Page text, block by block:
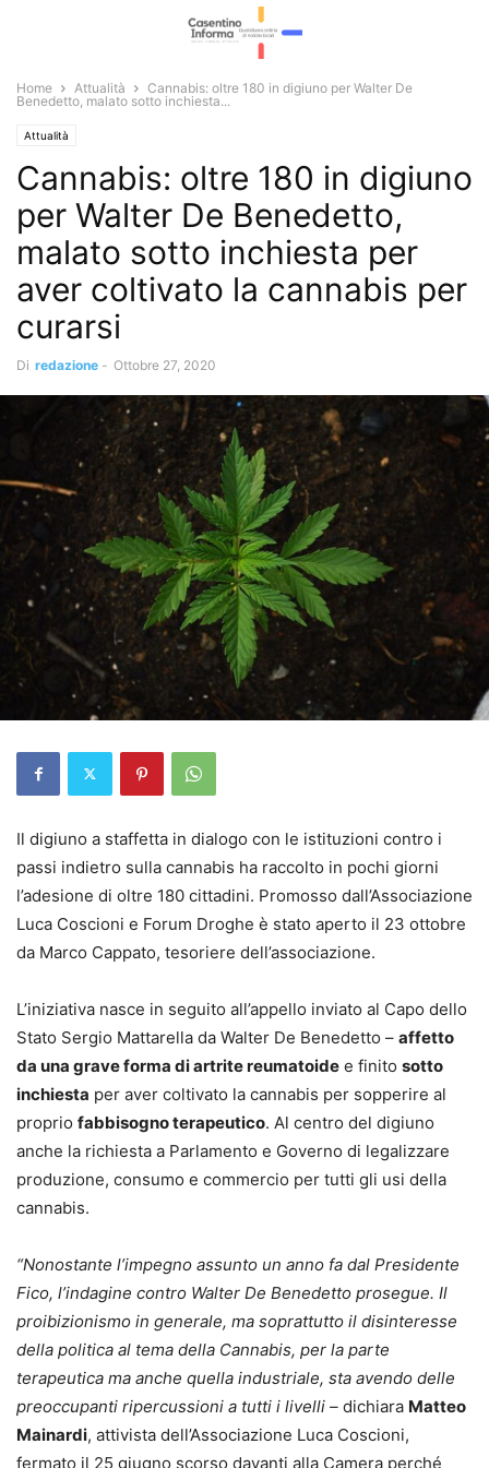
Home Attualità
Cannabis: oltre 180 in digiuno per Walter De
Benedetto, malato sotto inchiesta...
Attualità
Cannabis: oltre 180 in digiuno
per Walter De Benedetto,
malato sotto inchiesta per
aver coltivato la cannabis per
curarsi
Di redazione - Ottobre 27, 2020
Il digiuno a staffetta in dialogo con le istituzioni contro i
passi indietro sulla cannabis ha raccolto in pochi giorni
l’adesione di oltre 180 cittadini. Promosso dall’Associazione
Luca Coscioni e Forum Droghe è stato aperto il 23 ottobre
da Marco Cappato, tesoriere dell’associazione.
L’iniziativa nasce in seguito all’appello inviato al Capo dello
Stato Sergio Mattarella da Walter De Benedetto – affetto
da una grave forma di artrite reumatoide e finito sotto
inchiesta per aver coltivato la cannabis per sopperire al
proprio fabbisogno terapeutico. Al centro del digiuno
anche la richiesta a Parlamento e Governo di legalizzare
produzione, consumo e commercio per tutti gli usi della
cannabis.
“Nonostante l’impegno assunto un anno fa dal Presidente
Fico, l’indagine contro Walter De Benedetto prosegue. Il
proibizionismo in generale, ma soprattutto il disinteresse
della politica al tema della Cannabis, per la parte
terapeutica ma anche quella industriale, sta avendo delle
preoccupanti ripercussioni a tutti i livelli – dichiara Matteo
Mainardi, attivista dell’Associazione Luca Coscioni,
fermato il 25 giugno scorso davanti alla Camera perché